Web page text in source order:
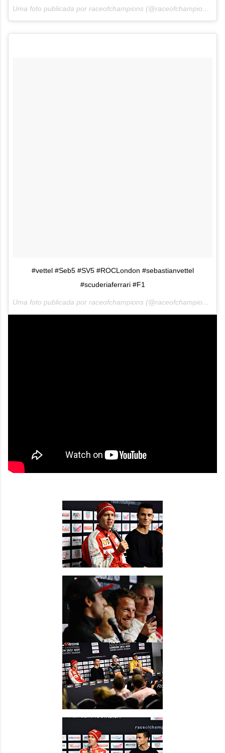
Uma foto publicada por raceofchampions (@raceofchampions) em
#vettel #Seb5 #SV5 #ROCLondon #sebastianvettel
#scuderiaferrari #F1
Uma foto publicada por raceofchampions (@raceofchampions) em